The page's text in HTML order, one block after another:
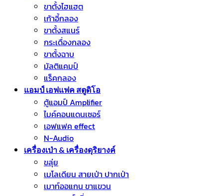
ขาตั้งไฮแฮต
เก้าอี้กลอง
ขาตั้งสแนร์
กระเดื่องกลอง
ขาตั้งฉาบ
มัลติแคมป์
แร็คกลอง
แอมป์ เอฟแฟค สตูดิโอ
ตู้แอมป์ Amplifier
ไมค์คอนแดนเซอร์
เอฟแฟค effect
N-Audio
เครื่องเป่า & เครื่องดุริยางค์
ขลุ่ย
เมโลเดียน สายเป่า ปากเป่า
เมาท์ออแกน ขาแขวน